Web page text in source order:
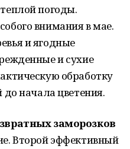
погоды.
внимания в мае.
и ягодные
и сухие
обработку
до начала цветения.
заморозков
Второй эффективный